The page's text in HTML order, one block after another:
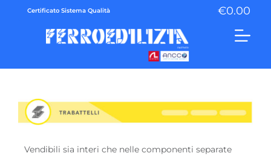
Certificato Sistema Qualità €0.00
Vendibili sia interi che nelle componenti separate